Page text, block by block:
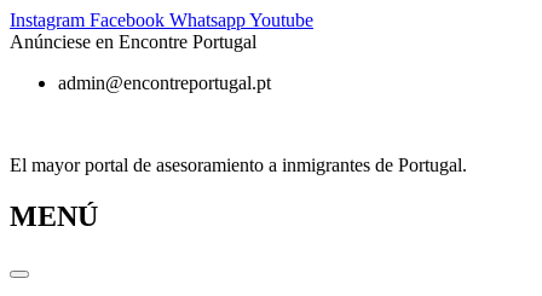
Ir
al
Instagram Facebook WhatsappYoutube
Anúnciese en Encontre Portugal
admin@encontreportugal.pt
El mayor portal de asesoramiento a inmigrantes de Portugal.
MENÚ